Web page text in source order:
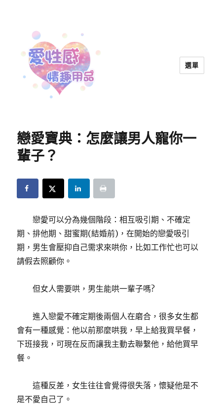
選單
戀愛寶典：怎麼讓男人寵你一
輩子？
戀愛可以分為幾個階段：相互吸引期、不確定
期、排他期、甜蜜期(結婚前)，在開始的戀愛吸引
期，男生會壓抑自己需求來哄你，比如工作忙也可以
請假去照顧你。
但女人需要哄，男生能哄一輩子嗎?
進入戀愛不確定期後兩個人在磨合，很多女生都
會有一種感覺：他以前那麼哄我，早上給我買早餐，
下班接我，可現在反而讓我主動去聯繫他，給他買早
餐。
這種反差，女生往往會覺得很失落，懷疑他是不
是不愛自己了。